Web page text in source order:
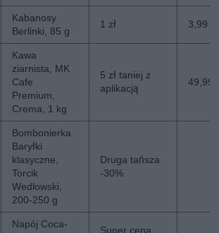
Kabanosy
Berlinki, 85 g
1 zł 3,99
Kawa
ziarnista, MK
Cafe
Premium,
Crema, 1 kg
5 zł taniej z
aplikacją
49,99
Bombonierka
Baryłki
klasyczne,
Torcik
Wedlowski,
200-250 g
Druga tańsza
-30%
Napój Coca-
Super cena